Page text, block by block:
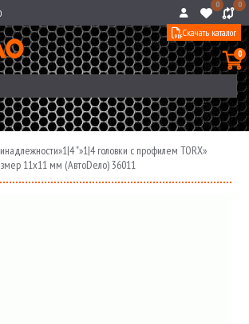
0 0
0
Скачать каталог
»1|4 "»1|4 головки с профилем TORX»
11x11 мм (АвтоDело) 36011